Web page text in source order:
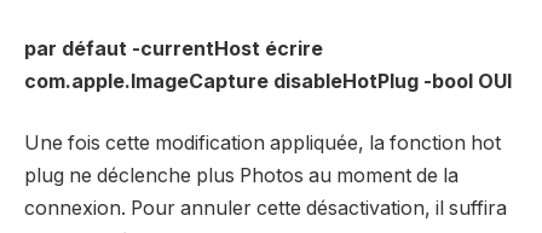
par défaut -currentHost écrire
com.apple.ImageCapture disableHotPlug -bool OUI
Une fois cette modification appliquée, la fonction hot
plug ne déclenche plus Photos au moment de la
connexion. Pour annuler cette désactivation, il suffira